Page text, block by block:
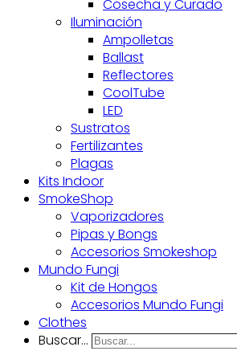
Cosecha y Curado
Iluminación
Ampolletas
Ballast
Reflectores
CoolTube
LED
Sustratos
Fertilizantes
Plagas
Kits Indoor
SmokeShop
Vaporizadores
Pipas y Bongs
Accesorios Smokeshop
Mundo Fungi
Kit de Hongos
Accesorios Mundo Fungi
Clothes
Buscar...